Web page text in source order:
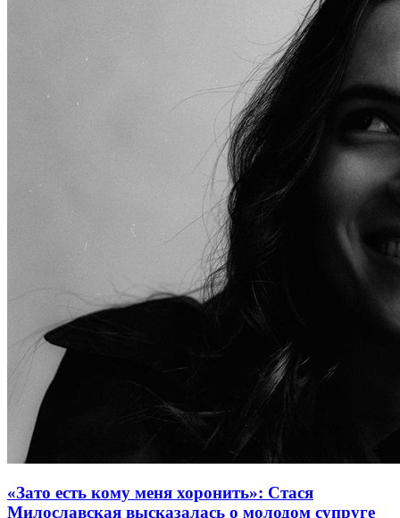
«Зато есть кому меня хоронить»: Стася
Милославская высказалась о молодом супруге